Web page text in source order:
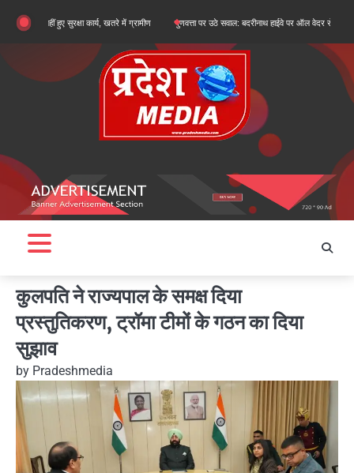
content
हुए सुरक्षा कार्य, खतरे में ग्रामीण गुणवत्ता पर उठे सवाल: बदरीनाथ हाईवे पर ऑल वेदर रोड के सुधारीकरण
कुलपति ने राज्यपाल के समक्ष दिया
प्रस्तुतिकरण, ट्रॉमा टीमों के गठन का दिया
सुझाव
by Pradeshmedia